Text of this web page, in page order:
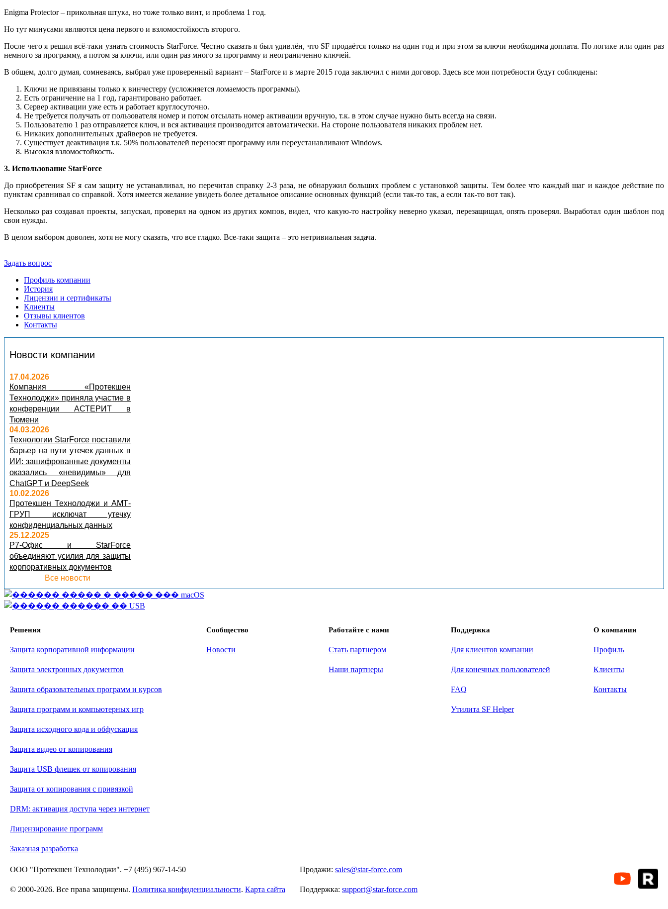
Enigma Protector – прикольная штука, но тоже только винт, и проблема 1 год.
Но тут минусами являются цена первого и взломостойкость второго.
После чего я решил всё-таки узнать стоимость StarForce. Честно сказать я был удивлён, что SF продаётся только на один год и при этом за ключи необходима доплата. По логике или один раз
немного за программу, а потом за ключи, или один раз много за программу и неограниченно ключей.
В общем, долго думая, сомневаясь, выбрал уже проверенный вариант – StarForce и в марте 2015 года заключил с ними договор. Здесь все мои потребности будут соблюдены:
Ключи не привязаны только к винчестеру (усложняется ломаемость программы).
Есть ограничение на 1 год, гарантировано работает.
Сервер активации уже есть и работает круглосуточно.
Не требуется получать от пользователя номер и потом отсылать номер активации вручную, т.к. в этом случае нужно быть всегда на связи.
Пользователю 1 раз отправляется ключ, и вся активация производится автоматически. На стороне пользователя никаких проблем нет.
Никаких дополнительных драйверов не требуется.
Существует деактивация т.к. 50% пользователей переносят программу или переустанавливают Windows.
Высокая взломостойкость.
3. Использование StarForce
До приобретения SF я сам защиту не устанавливал, но перечитав справку 2-3 раза, не обнаружил больших проблем с установкой защиты. Тем более что каждый шаг и каждое действие по
пунктам сравнивал со справкой. Хотя имеется желание увидеть более детальное описание основных функций (если так-то так, а если так-то вот так).
Несколько раз создавал проекты, запускал, проверял на одном из других компов, видел, что какую-то настройку неверно указал, перезащищал, опять проверял. Выработал один шаблон под
свои нужды.
В целом выбором доволен, хотя не могу сказать, что все гладко. Все-таки защита – это нетривиальная задача.
Задать вопрос
Профиль компании
История
Лицензии и сертификаты
Клиенты
Отзывы клиентов
Контакты
Новости компании
17.04.2026
Компания «Протекшен
Технолоджи» приняла участие в
конференции АСТЕРИТ в
Тюмени
04.03.2026
Технологии StarForce поставили
барьер на пути утечек данных в
ИИ: зашифрованные документы
оказались «невидимы» для
ChatGPT и DeepSeek
10.02.2026
Протекшен Технолоджи и АМТ-
ГРУП исключат утечку
конфиденциальных данных
25.12.2025
Р7-Офис и StarForce
объединяют усилия для защиты
корпоративных документов
Все новости
Решения Сообщество Работайте с нами Поддержка О компании
Защита корпоративной информации Новости Стать партнером Для клиентов компании Профиль
Защита электронных документов Наши партнеры Для конечных пользователей Клиенты
Защита образовательных программ и курсов FAQ Контакты
Защита программ и компьютерных игр Утилита SF Helper
Защита исходного кода и обфускация
Защита видео от копирования
Защита USB флешек от копирования
Защита от копирования с привязкой
DRM: активация доступа через интернет
Лицензирование программ
Заказная разработка
ООО "Протекшен Технолоджи". +7 (495) 967-14-50 Продажи: sales@star-force.com
© 2000-2026. Все права защищены. Политика конфиденциальности. Карта сайта Поддержка: support@star-force.com